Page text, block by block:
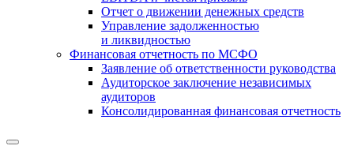
Отчет о движении денежных средств
Управление задолженностью
и ликвидностью
Финансовая отчетность по МСФО
Заявление об ответственности руководства
Аудиторское заключение независимых
аудиторов
Консолидированная финансовая отчетность